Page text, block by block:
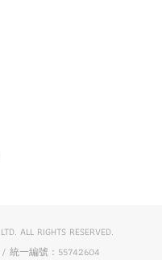
ALL RIGHTS RESERVED.
統一編號：55742604